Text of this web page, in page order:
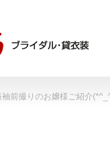
袖前撮りのお嬢様ご紹介